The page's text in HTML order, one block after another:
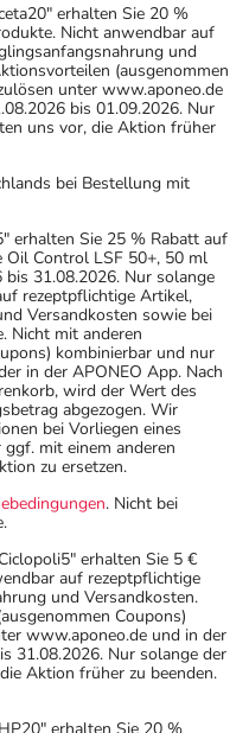
erhalten Sie 20 %
Nicht anwendbar auf
und
(ausgenommen
unter www.aponeo.de
bis 01.09.2026. Nur
uns vor, die Aktion früher
bei Bestellung mit
erhalten Sie 25 % Rabatt auf
Oil Control LSF 50+, 50 ml
31.08.2026. Nur solange
rezeptpflichtige Artikel,
Versandkosten sowie bei
Nicht mit anderen
kombinierbar und nur
in der APONEO App. Nach
wird der Wert des
abgezogen. Wir
bei Vorliegen eines
mit einem anderen
zu ersetzen.
. Nicht bei
erhalten Sie 5 €
auf rezeptpflichtige
und Versandkosten.
Coupons)
www.aponeo.de und in der
31.08.2026. Nur solange der
Aktion früher zu beenden.